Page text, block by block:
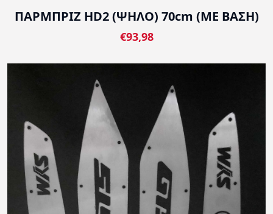
ΠΑΡΜΠΡΙΖ HD2 (ΨΗΛΟ) 70cm (ΜΕ ΒΑΣΗ)
€93,98